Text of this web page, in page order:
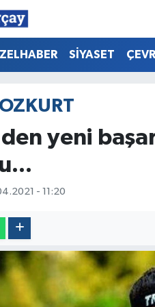
SİYASET
yeni
- 11:20
ve Fikstür